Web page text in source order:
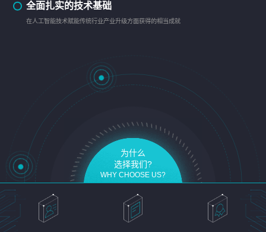
全面扎实的技术基础
在人工智能技术赋能传统行业产业升级方面获得的相当成就
为什么
选择我们?
WHY CHOOSE US?